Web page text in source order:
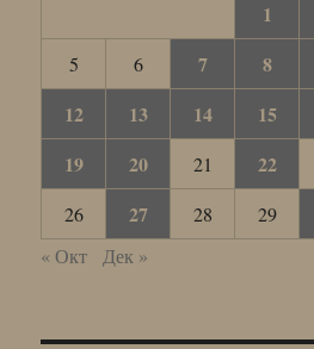
1
5 6 7 8
12
13 14 15
19
20 21 22
26
27 28 29
« Окт Дек »